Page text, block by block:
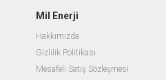
Mil Enerji
Hakkımızda
Gizlilik Politikası
Mesafeli Satış Sözleşmesi